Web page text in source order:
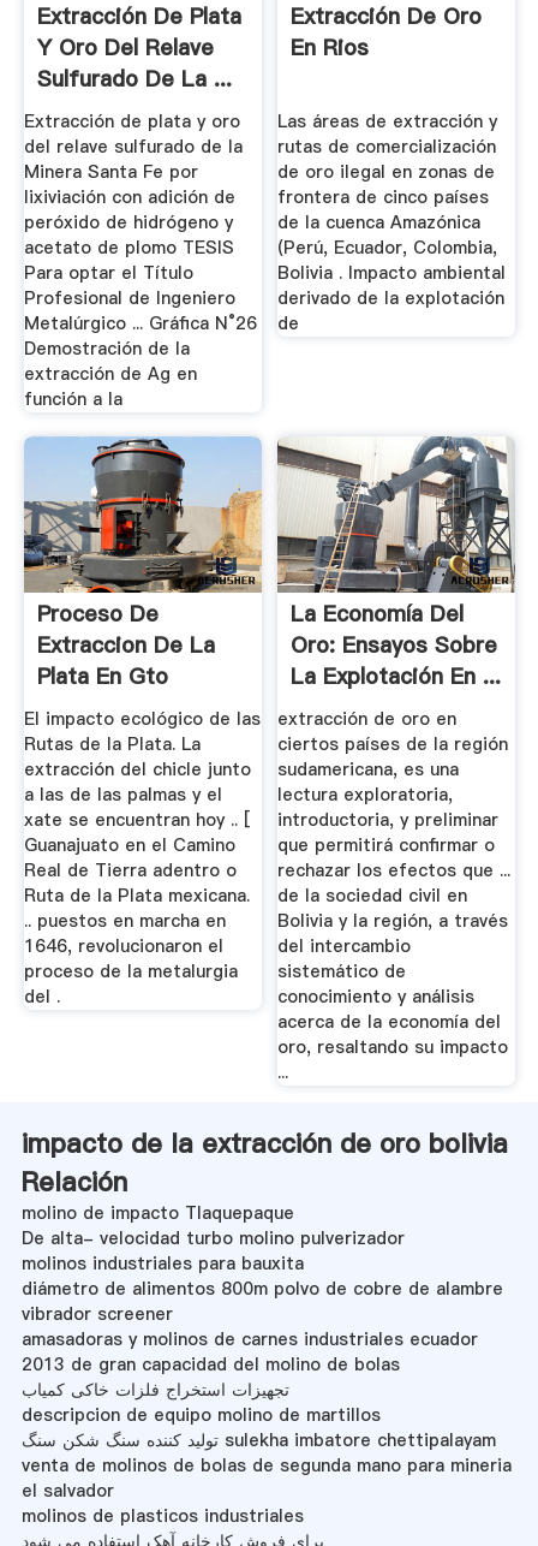
Extracción De Plata
Y Oro Del Relave
Sulfurado De La ...
Extracción de plata y oro
del relave sulfurado de la
Minera Santa Fe por
lixiviación con adición de
peróxido de hidrógeno y
acetato de plomo TESIS
Para optar el Título
Profesional de Ingeniero
Metalúrgico ... Gráfica N°26
Demostración de la
extracción de Ag en
función a la
Extracción De Oro
En Rios
Las áreas de extracción y
rutas de comercialización
de oro ilegal en zonas de
frontera de cinco países
de la cuenca Amazónica
(Perú, Ecuador, Colombia,
Bolivia . Impacto ambiental
derivado de la explotación
de
Proceso De
Extraccion De La
Plata En Gto
Welcome To
XAMPP
El impacto ecológico de las
Rutas de la Plata. La
extracción del chicle junto
a las de las palmas y el
xate se encuentran hoy .. [
Guanajuato en el Camino
Real de Tierra adentro o
Ruta de la Plata mexicana.
.. puestos en marcha en
1646, revolucionaron el
proceso de la metalurgia
del .
La Economía Del
Oro: Ensayos Sobre
La Explotación En ...
extracción de oro en
ciertos países de la región
sudamericana, es una
lectura exploratoria,
introductoria, y preliminar
que permitirá confirmar o
rechazar los efectos que ...
de la sociedad civil en
Bolivia y la región, a través
del intercambio
sistemático de
conocimiento y análisis
acerca de la economía del
oro, resaltando su impacto
...
impacto de la extracción de oro bolivia
Relación
molino de impacto Tlaquepaque
De alta- velocidad turbo molino pulverizador
molinos industriales para bauxita
diámetro de alimentos 800m polvo de cobre de alambre
vibrador screener
amasadoras y molinos de carnes industriales ecuador
2013 de gran capacidad del molino de bolas
تجهیزات استخراج فلزات خاکی کمیاب
descripcion de equipo molino de martillos
تولید کننده سنگ شکن سنگ sulekha imbatore chettipalayam
venta de molinos de bolas de segunda mano para mineria
el salvador
molinos de plasticos industriales
برای فروش کارخانه آهک استفاده می شود